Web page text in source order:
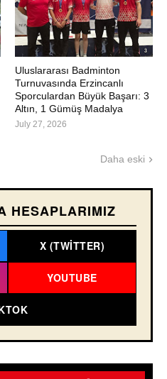
Uluslararası Badminton
Turnuvasında Erzincanlı
Sporculardan Büyük Başarı: 3
Altın, 1 Gümüş Madalya
July 27, 2026
Daha eski
HESAPLARIMIZ
X (TWITTER)
YOUTUBE